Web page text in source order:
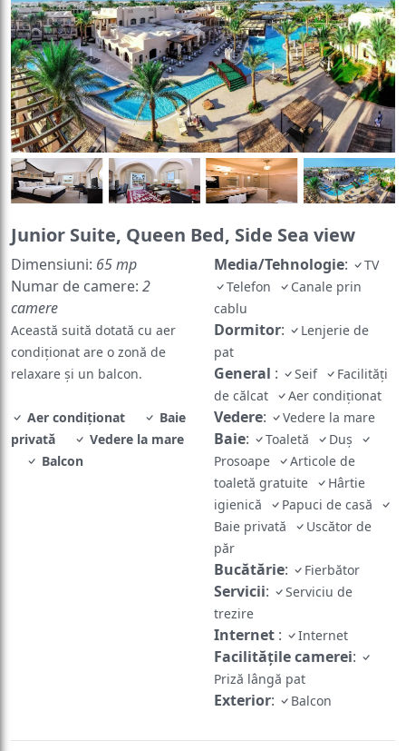
Junior Suite, Queen Bed, Side Sea view
Dimensiuni: 65 mp
Numar de camere: 2
camere
Această suită dotată cu aer
condiționat are o zonă de
relaxare și un balcon.
Aer condiționat
Baie
privată
Vedere la mare
Balcon
Media/Tehnologie:
TV
Telefon
Canale prin
cablu
Dormitor:
Lenjerie de
pat
General : Seif
Facilități
de călcat
Aer condiționat
Vedere: Vedere la mare
Baie: Toaletă
Duș
Prosoape
Articole de
toaletă gratuite
Hârtie
igienică
Papuci de casă
Baie privată
Uscător de
păr
Bucătărie: Fierbător
Servicii:
Serviciu de
trezire
Internet : Internet
Facilităţile camerei:
Priză lângă pat
Exterior: Balcon